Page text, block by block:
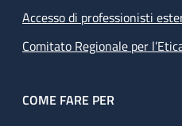
Accesso di professionisti
Comitato Regionale per
COME FARE PER